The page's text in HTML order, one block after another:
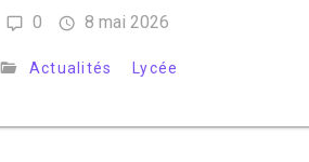
0 8 mai 2026
Actualités Lycée